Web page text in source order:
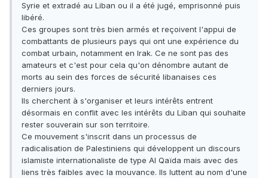
Syrie et extradé au Liban ou il a été jugé, emprisonné puis
libéré.
Ces groupes sont très bien armés et reçoivent l'appui de
combattants de plusieurs pays qui ont une expérience du
combat urbain, notamment en Irak. Ce ne sont pas des
amateurs et c'est pour cela qu'on dénombre autant de
morts au sein des forces de sécurité libanaises ces
derniers jours.
Ils cherchent à s'organiser et leurs intérêts entrent
désormais en conflit avec les intérêts du Liban qui souhaite
rester souverain sur son territoire.
Ce mouvement s'inscrit dans un processus de
radicalisation de Palestiniens qui développent un discours
islamiste internationaliste de type Al Qaïda mais avec des
liens très faibles avec la mouvance. Ils luttent au nom d'une